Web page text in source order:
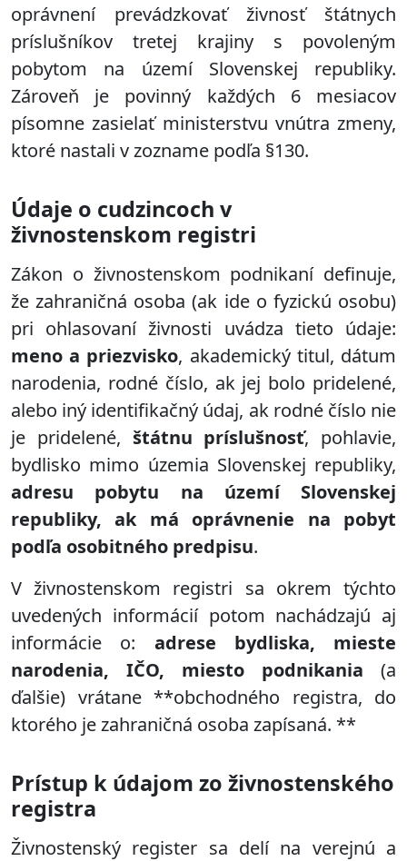
oprávnení prevádzkovať živnosť štátnych
príslušníkov tretej krajiny s povoleným
pobytom na území Slovenskej republiky.
Zároveň je povinný každých 6 mesiacov
písomne zasielať ministerstvu vnútra zmeny,
ktoré nastali v zozname podľa §130.
Údaje o cudzincoch v
živnostenskom registri
Zákon o živnostenskom podnikaní definuje,
že zahraničná osoba (ak ide o fyzickú osobu)
pri ohlasovaní živnosti uvádza tieto údaje:
meno a priezvisko, akademický titul, dátum
narodenia, rodné číslo, ak jej bolo pridelené,
alebo iný identifikačný údaj, ak rodné číslo nie
je pridelené, štátnu príslušnosť, pohlavie,
bydlisko mimo územia Slovenskej republiky,
adresu pobytu na území Slovenskej
republiky, ak má oprávnenie na pobyt
podľa osobitného predpisu.
V živnostenskom registri sa okrem týchto
uvedených informácií potom nachádzajú aj
informácie o: adrese bydliska, mieste
narodenia, IČO, miesto podnikania (a
ďalšie) vrátane **obchodného registra, do
ktorého je zahraničná osoba zapísaná. **
Prístup k údajom zo živnostenského
registra
Živnostenský register sa delí na verejnú a